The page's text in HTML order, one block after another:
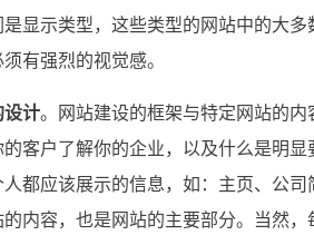
显示类型，这些类型的网站中的大
有强烈的视觉感。
设计。网站建设的框架与特定网站的
客户了解你的企业，以及什么是明
都应该展示的信息，如：主页、公司
内容，也是网站的主要部分。当然